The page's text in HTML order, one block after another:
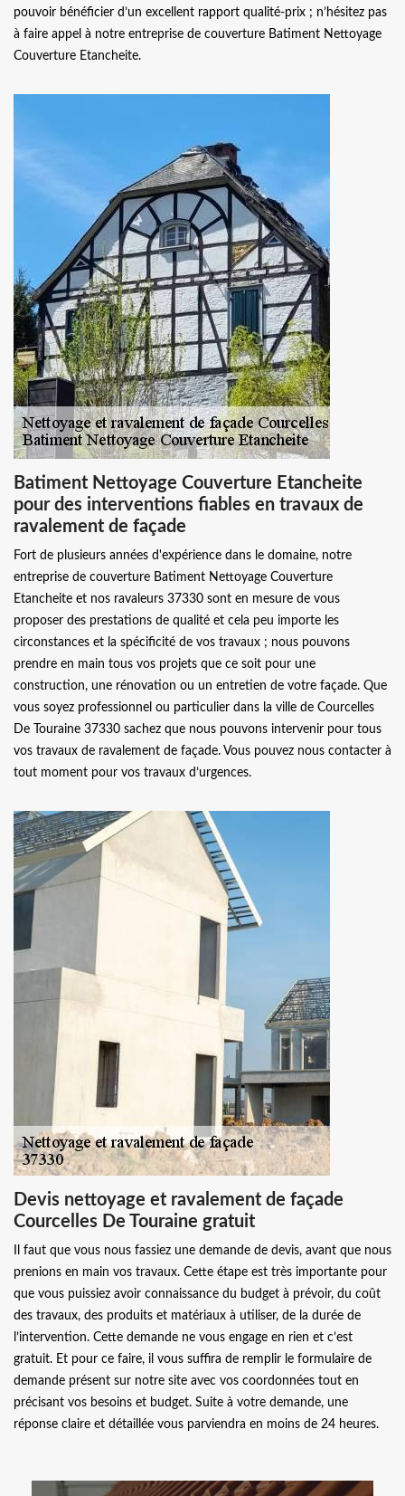
pouvoir bénéficier d’un excellent rapport qualité-prix ; n’hésitez pas
à faire appel à notre entreprise de couverture Batiment Nettoyage
Couverture Etancheite.
Batiment Nettoyage Couverture Etancheite
pour des interventions fiables en travaux de
ravalement de façade
Fort de plusieurs années d'expérience dans le domaine, notre
entreprise de couverture Batiment Nettoyage Couverture
Etancheite et nos ravaleurs 37330 sont en mesure de vous
proposer des prestations de qualité et cela peu importe les
circonstances et la spécificité de vos travaux ; nous pouvons
prendre en main tous vos projets que ce soit pour une
construction, une rénovation ou un entretien de votre façade. Que
vous soyez professionnel ou particulier dans la ville de Courcelles
De Touraine 37330 sachez que nous pouvons intervenir pour tous
vos travaux de ravalement de façade. Vous pouvez nous contacter à
tout moment pour vos travaux d’urgences.
Devis nettoyage et ravalement de façade
Courcelles De Touraine gratuit
Il faut que vous nous fassiez une demande de devis, avant que nous
prenions en main vos travaux. Cette étape est très importante pour
que vous puissiez avoir connaissance du budget à prévoir, du coût
des travaux, des produits et matériaux à utiliser, de la durée de
l’intervention. Cette demande ne vous engage en rien et c’est
gratuit. Et pour ce faire, il vous suffira de remplir le formulaire de
demande présent sur notre site avec vos coordonnées tout en
précisant vos besoins et budget. Suite à votre demande, une
réponse claire et détaillée vous parviendra en moins de 24 heures.